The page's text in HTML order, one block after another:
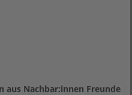
aus Nachbar:innen Freunde